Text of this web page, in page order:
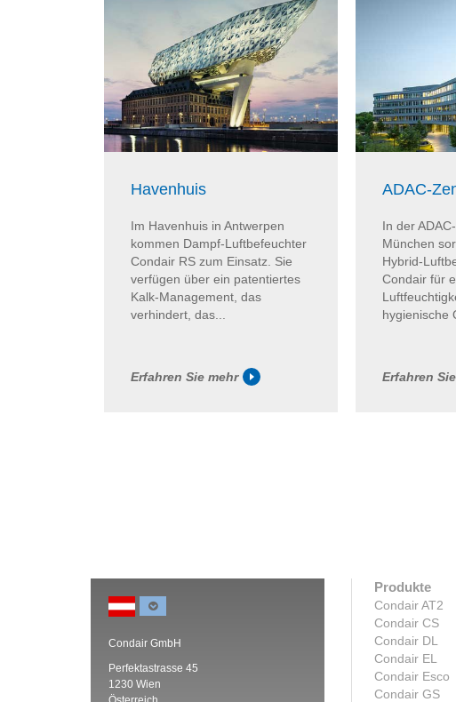
Havenhuis
Im Havenhuis in Antwerpen
kommen Dampf-Luftbefeuchter
Condair RS zum Einsatz. Sie
verfügen über ein patentiertes
Kalk-Management, das
verhindert, das...
Erfahren Sie mehr
ADAC-
In der
München
Hybrid-
Condair für
hygienische
Erfahren
Condair GmbH
Perfektastrasse 45
1230 Wien
Produkte
Condair AT2
Condair CS
Condair DL
Condair EL
Condair Esco
Condair GS